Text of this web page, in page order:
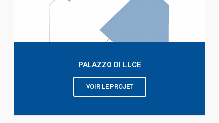
PALAZZO DI LUCE
VOIR LE PROJET